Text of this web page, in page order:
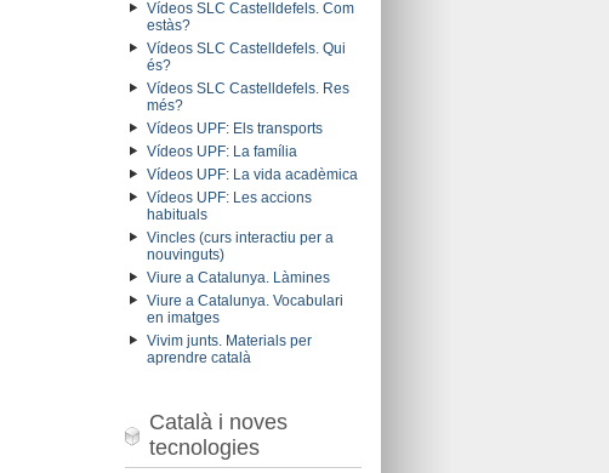
Vídeos SLC Castelldefels. Com
estàs?
Vídeos SLC Castelldefels. Qui
és?
Vídeos SLC Castelldefels. Res
més?
Vídeos UPF: Els transports
Vídeos UPF: La família
Vídeos UPF: La vida acadèmica
Vídeos UPF: Les accions
habituals
Vincles (curs interactiu per a
nouvinguts)
Viure a Catalunya. Làmines
Viure a Catalunya. Vocabulari
en imatges
Vivim junts. Materials per
aprendre català
Català i noves
tecnologies